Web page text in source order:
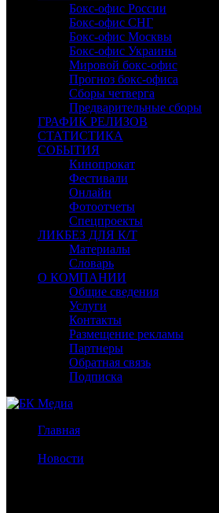
Бокс-офис России
Бокс-офис СНГ
Бокс-офис Москвы
Бокс-офис Украины
Мировой бокс-офис
Прогноз бокс-офиса
Сборы четверга
Предварительные сборы
ГРАФИК РЕЛИЗОВ
СТАТИСТИКА
СОБЫТИЯ
Кинопрокат
Фестивали
Онлайн
Фотоотчеты
Спецпроекты
ЛИКБЕЗ ДЛЯ К/Т
Материалы
Словарь
О КОМПАНИИ
Общие сведения
Услуги
Контакты
Размещение рекламы
Партнеры
Обратная связь
Подписка
Главная
Новости